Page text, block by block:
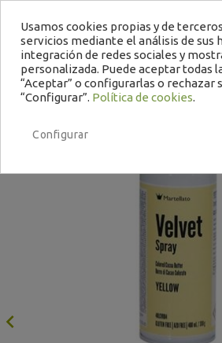
Bajo Pedido
Usamos cookies propias y de
servicios mediante el análisis de sus
integración de redes sociales y
personalizada. Puede aceptar todas
“Aceptar” o configurarlas o rechazar
“Configurar”. Política de cookies.
Configurar